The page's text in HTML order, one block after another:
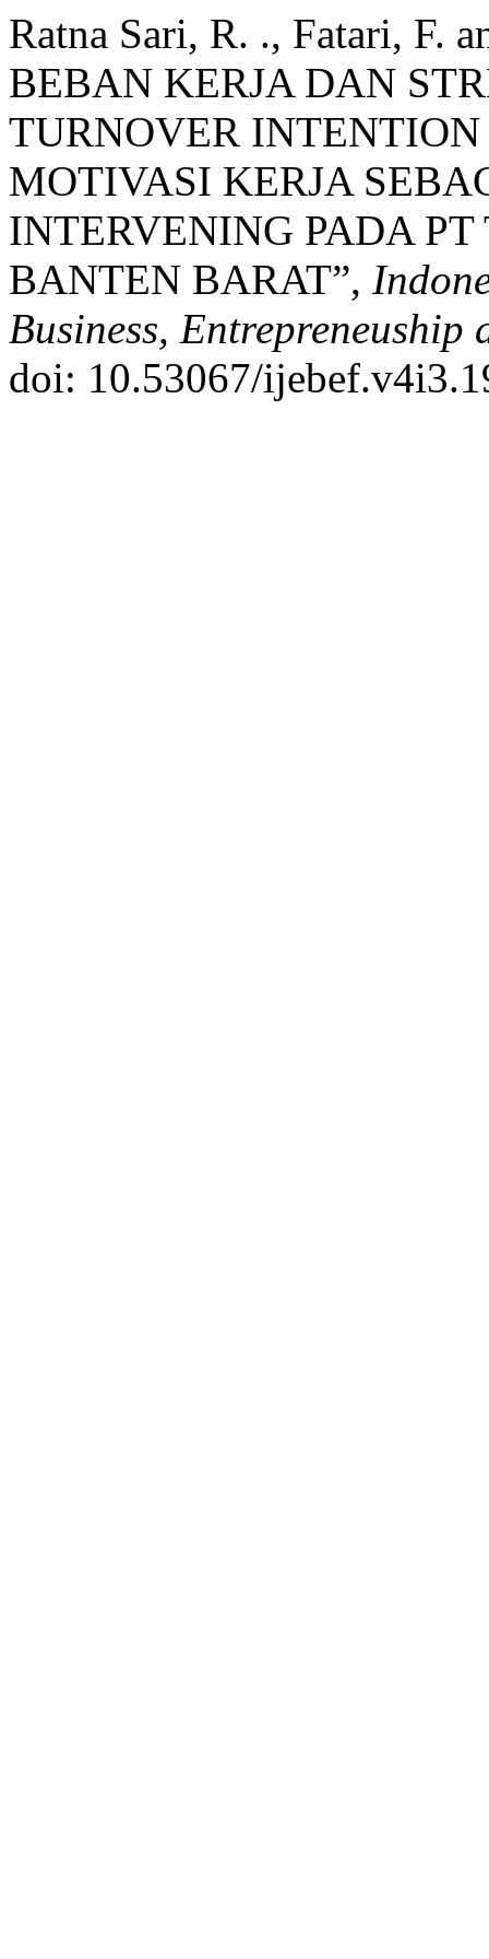
Ratna Sari, R. ., Fatari, F.
BEBAN KERJA DAN
TURNOVER
MOTIVASI KERJA
INTERVENING PADA
BANTEN BARAT”,
Business, Entrepreneuship
doi: 10.53067/